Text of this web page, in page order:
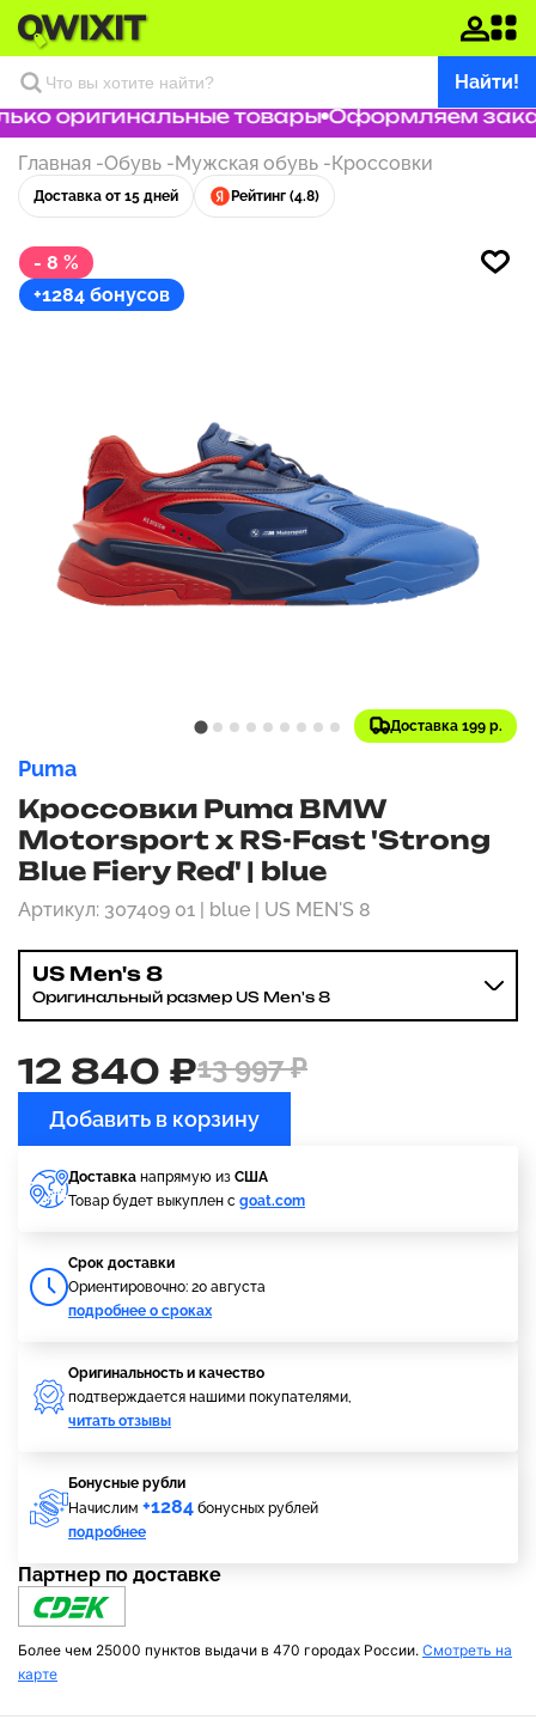
Найти!
оригинальные товары Оформляем заказ
Главная -Обувь -Мужская обувь -Кроссовки
Доставка от 15 дней Рейтинг (4.8)
- 8 %
+1284 бонусов
Доставка 199 р.
Puma
Кроссовки Puma BMW
Motorsport x RS-Fast 'Strong
Blue Fiery Red' | blue
Артикул: 307409 01 | blue | US MEN'S 8
US Men's 8
Оригинальный размер US Men's 8
12 840 ₽13 997 ₽
Добавить в корзину
Доставка напрямую из США
Товар будет выкуплен с goat.com
Cрок доставки
Ориентировочно: 20 августа
подробнее о сроках
Оригинальность и качество
подтверждается нашими покупателями,
читать отзывы
Бонусные рубли
Начислим +1284 бонусных рублей
подробнее
Партнер по доставке
Более чем 25000 пунктов выдачи в 470 городах России. Смотреть на
карте